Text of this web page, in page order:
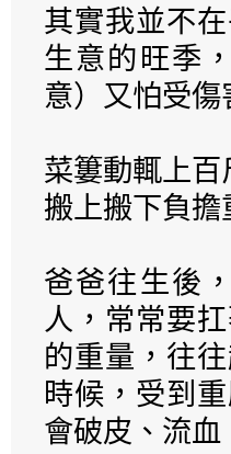
其實我並不
生意的旺季
意）又怕受
菜簍動輒上百
搬上搬下負擔
爸爸往生後
人，常常要
的重量，往
時候，受到
會破皮、流